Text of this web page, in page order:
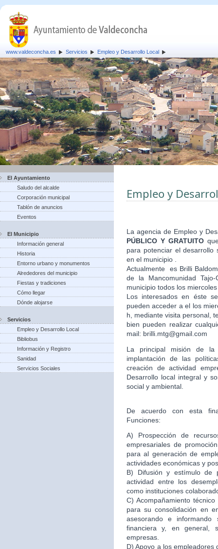
www.valdeconcha.es Servicios Empleo y Desarrollo Local
El Ayuntamiento
Saludo del alcalde
Corporación municipal
Tablón de anuncios
Eventos
El Municipio
Información general
Historia
Entorno urbano y monumentos
Alrededores del municipio
Fiestas y tradiciones
Cómo llegar
Dónde alojarse
Servicios
Empleo y Desarrollo Local
Bibliobus
Información y Registro
Sanidad
Servicios Sociales
Empleo y
La agencia de Empleo y
PÚBLICO Y GRATUITO
para potenciar el desarrollo
en el municipio .
Actualmente es Brilli
de la Mancomunidad
municipio todos los
Los interesados en éste
pueden acceder a el los
h, mediante visita personal,
bien pueden realizar
mail: brilli.mtg@gmail.com
La principal misión de
implantación de las
creación de actividad
Desarrollo local integral y
social y ambiental.
De acuerdo con esta
Funciones:
A) Prospección de
empresariales de
para al generación de
actividades económicas y
B) Difusión y estímulo de
actividad entre los
como instituciones
C) Acompañamiento
para su consolidación en
asesorando e
financiera y, en general,
empresas.
D) Apoyo a los